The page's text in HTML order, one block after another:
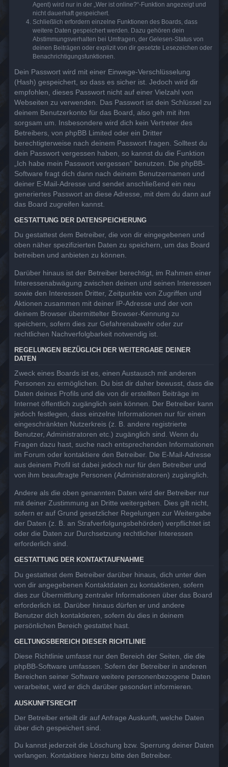
Agent) wird nur in der „Wer ist online?“-Funktion angezeigt und
nicht dauerhaft gespeichert.
Schließlich erfordern einzelne Funktionen des Boards, dass
weitere Daten gespeichert werden. Dazu gehören dein
Abstimmungsverhalten bei Umfragen, der Gelesen-Status von
deinen Beiträgen oder explizit von dir gesetzte Lesezeichen oder
Benachrichtigungsfunktionen.
Dein Passwort wird mit einer Einwege-Verschlüsselung
(Hash) gespeichert, so dass es sicher ist. Jedoch wird dir
empfohlen, dieses Passwort nicht auf einer Vielzahl von
Webseiten zu verwenden. Das Passwort ist dein Schlüssel zu
deinem Benutzerkonto für das Board, also geh mit ihm
sorgsam um. Insbesondere wird dich kein Vertreter des
Betreibers, von phpBB Limited oder ein Dritter
berechtigterweise nach deinem Passwort fragen. Solltest du
dein Passwort vergessen haben, so kannst du die Funktion
„Ich habe mein Passwort vergessen“ benutzen. Die phpBB-
Software fragt dich dann nach deinem Benutzernamen und
deiner E-Mail-Adresse und sendet anschließend ein neu
generiertes Passwort an diese Adresse, mit dem du dann auf
das Board zugreifen kannst.
GESTATTUNG DER DATENSPEICHERUNG
Du gestattest dem Betreiber, die von dir eingegebenen und
oben näher spezifizierten Daten zu speichern, um das Board
betreiben und anbieten zu können.
Darüber hinaus ist der Betreiber berechtigt, im Rahmen einer
Interessenabwägung zwischen deinen und seinen Interessen
sowie den Interessen Dritter, Zeitpunkte von Zugriffen und
Aktionen zusammen mit deiner IP-Adresse und der von
deinem Browser übermittelter Browser-Kennung zu
speichern, sofern dies zur Gefahrenabwehr oder zur
rechtlichen Nachverfolgbarkeit notwendig ist.
REGELUNGEN BEZÜGLICH DER WEITERGABE DEINER
DATEN
Zweck eines Boards ist es, einen Austausch mit anderen
Personen zu ermöglichen. Du bist dir daher bewusst, dass die
Daten deines Profils und die von dir erstellten Beiträge im
Internet öffentlich zugänglich sein können. Der Betreiber kann
jedoch festlegen, dass einzelne Informationen nur für einen
eingeschränkten Nutzerkreis (z. B. andere registrierte
Benutzer, Administratoren etc.) zugänglich sind. Wenn du
Fragen dazu hast, suche nach entsprechenden Informationen
im Forum oder kontaktiere den Betreiber. Die E-Mail-Adresse
aus deinem Profil ist dabei jedoch nur für den Betreiber und
von ihm beauftragte Personen (Administratoren) zugänglich.
Andere als die oben genannten Daten wird der Betreiber nur
mit deiner Zustimmung an Dritte weitergeben. Dies gilt nicht,
sofern er auf Grund gesetzlicher Regelungen zur Weitergabe
der Daten (z. B. an Strafverfolgungsbehörden) verpflichtet ist
oder die Daten zur Durchsetzung rechtlicher Interessen
erforderlich sind.
GESTATTUNG DER KONTAKTAUFNAHME
Du gestattest dem Betreiber darüber hinaus, dich unter den
von dir angegebenen Kontaktdaten zu kontaktieren, sofern
dies zur Übermittlung zentraler Informationen über das Board
erforderlich ist. Darüber hinaus dürfen er und andere
Benutzer dich kontaktieren, sofern du dies in deinem
persönlichen Bereich gestattet hast.
GELTUNGSBEREICH DIESER RICHTLINIE
Diese Richtlinie umfasst nur den Bereich der Seiten, die die
phpBB-Software umfassen. Sofern der Betreiber in anderen
Bereichen seiner Software weitere personenbezogene Daten
verarbeitet, wird er dich darüber gesondert informieren.
AUSKUNFTSRECHT
Der Betreiber erteilt dir auf Anfrage Auskunft, welche Daten
über dich gespeichert sind.
Du kannst jederzeit die Löschung bzw. Sperrung deiner Daten
verlangen. Kontaktiere hierzu bitte den Betreiber.